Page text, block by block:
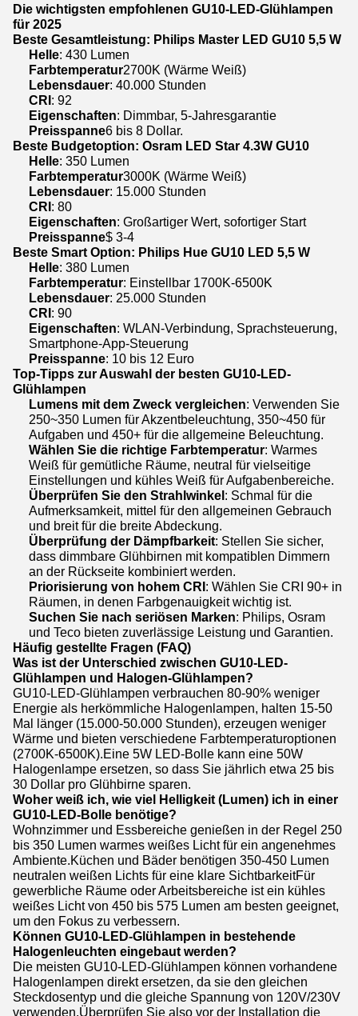
Die wichtigsten empfohlenen GU10-LED-Glühlampen
für 2025
Beste Gesamtleistung: Philips Master LED GU10 5,5 W
Helle: 430 Lumen
Farbtemperatur2700K (Wärme Weiß)
Lebensdauer: 40.000 Stunden
CRI: 92
Eigenschaften: Dimmbar, 5-Jahresgarantie
Preisspanne6 bis 8 Dollar.
Beste Budgetoption: Osram LED Star 4.3W GU10
Helle: 350 Lumen
Farbtemperatur3000K (Wärme Weiß)
Lebensdauer: 15.000 Stunden
CRI: 80
Eigenschaften: Großartiger Wert, sofortiger Start
Preisspanne$ 3-4
Beste Smart Option: Philips Hue GU10 LED 5,5 W
Helle: 380 Lumen
Farbtemperatur: Einstellbar 1700K-6500K
Lebensdauer: 25.000 Stunden
CRI: 90
Eigenschaften: WLAN-Verbindung, Sprachsteuerung,
Smartphone-App-Steuerung
Preisspanne: 10 bis 12 Euro
Top-Tipps zur Auswahl der besten GU10-LED-
Glühlampen
Lumens mit dem Zweck vergleichen: Verwenden Sie
250~350 Lumen für Akzentbeleuchtung, 350~450 für
Aufgaben und 450+ für die allgemeine Beleuchtung.
Wählen Sie die richtige Farbtemperatur: Warmes
Weiß für gemütliche Räume, neutral für vielseitige
Einstellungen und kühles Weiß für Aufgabenbereiche.
Überprüfen Sie den Strahlwinkel: Schmal für die
Aufmerksamkeit, mittel für den allgemeinen Gebrauch
und breit für die breite Abdeckung.
Überprüfung der Dämpfbarkeit: Stellen Sie sicher,
dass dimmbare Glühbirnen mit kompatiblen Dimmern
an der Rückseite kombiniert werden.
Priorisierung von hohem CRI: Wählen Sie CRI 90+ in
Räumen, in denen Farbgenauigkeit wichtig ist.
Suchen Sie nach seriösen Marken: Philips, Osram
und Teco bieten zuverlässige Leistung und Garantien.
Häufig gestellte Fragen (FAQ)
Was ist der Unterschied zwischen GU10-LED-
Glühlampen und Halogen-Glühlampen?
GU10-LED-Glühlampen verbrauchen 80-90% weniger
Energie als herkömmliche Halogenlampen, halten 15-50
Mal länger (15.000-50.000 Stunden), erzeugen weniger
Wärme und bieten verschiedene Farbtemperaturoptionen
(2700K-6500K).Eine 5W LED-Bolle kann eine 50W
Halogenlampe ersetzen, so dass Sie jährlich etwa 25 bis
30 Dollar pro Glühbirne sparen.
Woher weiß ich, wie viel Helligkeit (Lumen) ich in einer
GU10-LED-Bolle benötige?
Wohnzimmer und Essbereiche genießen in der Regel 250
bis 350 Lumen warmes weißes Licht für ein angenehmes
Ambiente.Küchen und Bäder benötigen 350-450 Lumen
neutralen weißen Lichts für eine klare SichtbarkeitFür
gewerbliche Räume oder Arbeitsbereiche ist ein kühles
weißes Licht von 450 bis 575 Lumen am besten geeignet,
um den Fokus zu verbessern.
Können GU10-LED-Glühlampen in bestehende
Halogenleuchten eingebaut werden?
Die meisten GU10-LED-Glühlampen können vorhandene
Halogenlampen direkt ersetzen, da sie den gleichen
Steckdosentyp und die gleiche Spannung von 120V/230V
verwenden.Überprüfen Sie also vor der Installation die